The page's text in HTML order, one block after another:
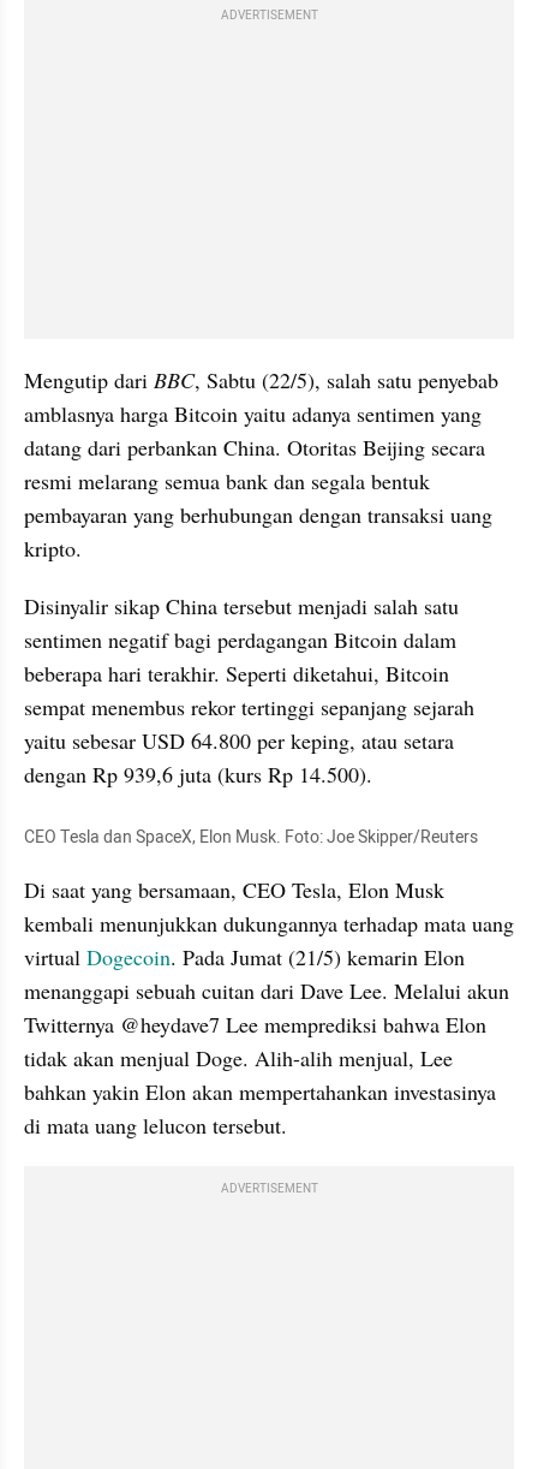
ADVERTISEMENT
Mengutip dari BBC, Sabtu (22/5), salah satu penyebab
amblasnya harga Bitcoin yaitu adanya sentimen yang
datang dari perbankan China. Otoritas Beijing secara
resmi melarang semua bank dan segala bentuk
pembayaran yang berhubungan dengan transaksi uang
kripto.
Disinyalir sikap China tersebut menjadi salah satu
sentimen negatif bagi perdagangan Bitcoin dalam
beberapa hari terakhir. Seperti diketahui, Bitcoin
sempat menembus rekor tertinggi sepanjang sejarah
yaitu sebesar USD 64.800 per keping, atau setara
dengan Rp 939,6 juta (kurs Rp 14.500).
CEO Tesla dan SpaceX, Elon Musk. Foto: Joe Skipper/Reuters
Di saat yang bersamaan, CEO Tesla, Elon Musk
kembali menunjukkan dukungannya terhadap mata uang
virtual Dogecoin. Pada Jumat (21/5) kemarin Elon
menanggapi sebuah cuitan dari Dave Lee. Melalui akun
Twitternya @heydave7 Lee memprediksi bahwa Elon
tidak akan menjual Doge. Alih-alih menjual, Lee
bahkan yakin Elon akan mempertahankan investasinya
di mata uang lelucon tersebut.
ADVERTISEMENT